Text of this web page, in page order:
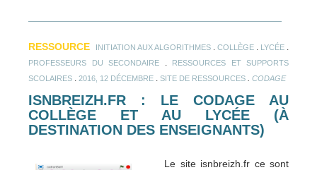
RESSOURCE INITIATION AUX ALGORITHMES COLLÈGE LYCÉE
PROFESSEURS DU SECONDAIRE
RESSOURCES ET SUPPORTS
SCOLAIRES
2016, 12 DÉCEMBRE SITE DE RESSOURCES CODAGE
ISNBREIZH.FR : LE CODAGE AU
COLLÈGE ET AU LYCÉE (À
DESTINATION DES ENSEIGNANTS)
Le site isnbreizh.fr ce sont